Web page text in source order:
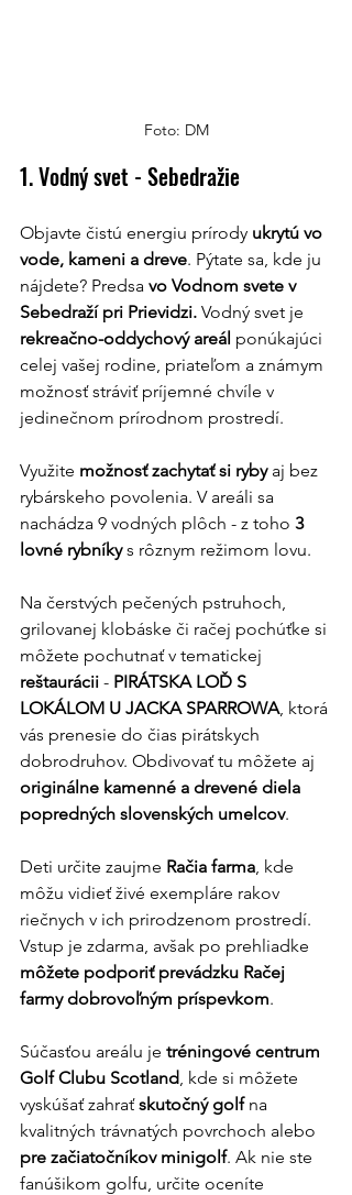
Foto: DM
1. Vodný svet - Sebedražie
Objavte čistú energiu prírody ukrytú vo
vode, kameni a dreve. Pýtate sa, kde ju
nájdete? Predsa vo Vodnom svete v
Sebedraží pri Prievidzi. Vodný svet je
rekreačno-oddychový areál ponúkajúci
celej vašej rodine, priateľom a známym
možnosť stráviť príjemné chvíle v
jedinečnom prírodnom prostredí.
Využite možnosť zachytať si ryby aj bez
rybárskeho povolenia. V areáli sa
nachádza 9 vodných plôch - z toho 3
lovné rybníky s rôznym režimom lovu.
Na čerstvých pečených pstruhoch,
grilovanej klobáske či račej pochúťke si
môžete pochutnať v tematickej
reštaurácii - PIRÁTSKA LOĎ S
LOKÁLOM U JACKA SPARROWA , ktorá
vás prenesie do čias pirátskych
dobrodruhov. Obdivovať tu môžete aj
originálne kamenné a drevené diela
popredných slovenských umelcov.
Deti určite zaujme Račia farma , kde
môžu vidieť živé exempláre rakov
riečnych v ich prirodzenom prostredí.
Vstup je zdarma, avšak po prehliadke
môžete podporiť prevádzku Račej
farmy dobrovoľným príspevkom.
Súčasťou areálu je tréningové centrum
Golf Clubu Scotland , kde si môžete
vyskúšať zahrať skutočný golf na
kvalitných trávnatých povrchoch alebo
pre začiatočníkov minigolf. Ak nie ste
fanúšikom golfu, určite oceníte